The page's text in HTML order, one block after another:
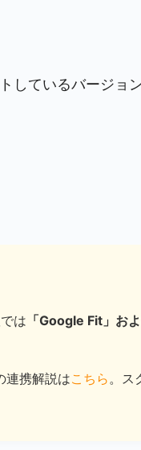
ているバージョ
は 「Google Fit」お
連携解説はこちら。ス